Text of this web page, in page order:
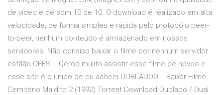
de vídeo e de som 10 de 10. O download é realizado em alta
velocidade, de forma simples e rápida pelo protocólo peer-
to-peer, nenhum conteúdo é armazenado em nossos
servidores. Não consiso baixar o filme por nenhum servidor
estãão OFFS .. Qeroo muiito assistir esse filme de novoo e
esse site é o único qe eu acheei DUBLADOO .. Baixar Filme
Cemitério Maldito 2 (1992) Torrent Download Dublado / Dual